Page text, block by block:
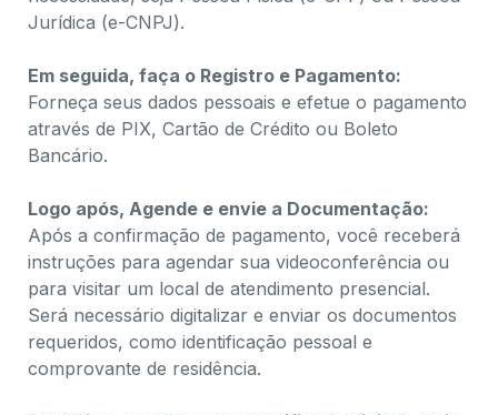
Jurídica (e-CNPJ).
Em seguida, faça o Registro e Pagamento:
Forneça seus dados pessoais e efetue o pagamento
através de PIX, Cartão de Crédito ou Boleto
Bancário.
Logo após, Agende e envie a Documentação:
Após a confirmação de pagamento, você receberá
instruções para agendar sua videoconferência ou
para visitar um local de atendimento presencial.
Será necessário digitalizar e enviar os documentos
requeridos, como identificação pessoal e
comprovante de residência.